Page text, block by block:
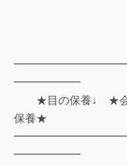
━━━━━━
★目の保養↓ ★会
保養★
━━━━━━